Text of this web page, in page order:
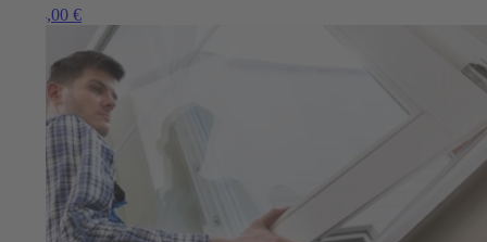
ab 174,00 €